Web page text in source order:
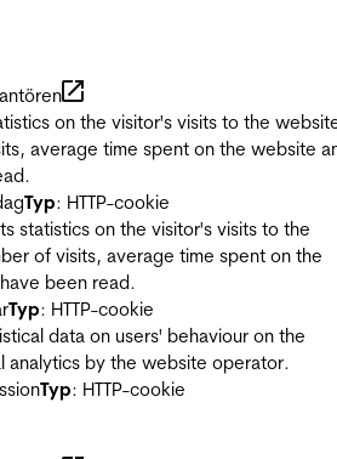
on the visitor's visits to the
average time spent on the website
Typ: HTTP-cookie
statistics on the visitor's visits to the
of visits, average time spent on the
been read.
Typ: HTTP-cookie
data on users' behaviour on the
analytics by the website operator.
Typ: HTTP-cookie